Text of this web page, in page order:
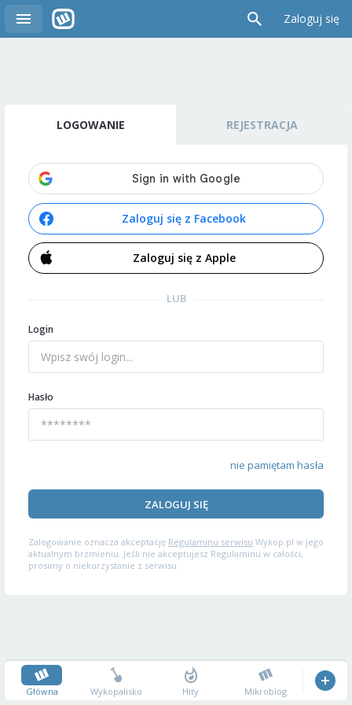
Zaloguj się
LOGOWANIE REJESTRACJA
Zaloguj się z Facebook
Zaloguj się z Apple
LUB
Login
Hasło
nie pamiętam hasła
ZALOGUJ SIĘ
Zalogowanie oznacza akceptację Regulaminu serwisu Wykop.pl w jego
aktualnym brzmieniu. Jeśli nie akceptujesz Regulaminu w całości,
prosimy o niekorzystanie z serwisu.
Główna Wykopalisko Hity Mikroblog